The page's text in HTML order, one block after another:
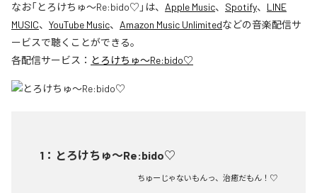
なお「とろけちゅ〜Re:bido♡ 」は、 Apple Music、 Spotify、 LINE
MUSIC、 YouTube Music、 Amazon Music Unlimitedなどの音楽配信サ
ービスで聴くことができる。
各配信サービス： とろけちゅ〜Re:bido♡
1 ： とろけちゅ〜Re:bido♡
ちゅーじゃないもんっ、治癒だもん！♡